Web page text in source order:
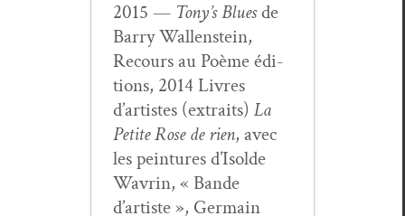
2015 — Tony’s Bluesde
Bar­ry Wal­len­stein,
Recours au Poème édi­
tions, 2014 Livres
d’artistes (extraits) La
Petite Rose de rien, avec
les pein­tures d’Isol­de
Wavrin, « Bande
d’artiste », Ger­main